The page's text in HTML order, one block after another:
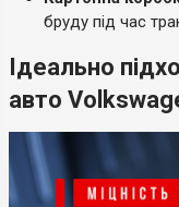
бруду під час
Ідеально
авто